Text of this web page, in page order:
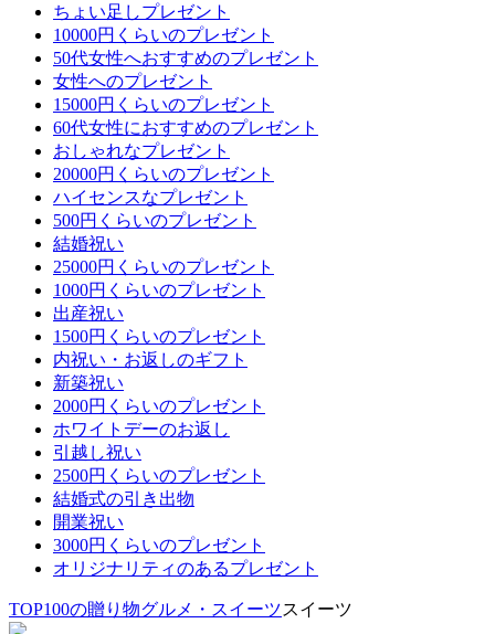
ちょい足しプレゼント
10000円くらいのプレゼント
50代女性へおすすめのプレゼント
女性へのプレゼント
15000円くらいのプレゼント
60代女性におすすめのプレゼント
おしゃれなプレゼント
20000円くらいのプレゼント
ハイセンスなプレゼント
500円くらいのプレゼント
結婚祝い
25000円くらいのプレゼント
1000円くらいのプレゼント
出産祝い
1500円くらいのプレゼント
内祝い・お返しのギフト
新築祝い
2000円くらいのプレゼント
ホワイトデーのお返し
引越し祝い
2500円くらいのプレゼント
結婚式の引き出物
開業祝い
3000円くらいのプレゼント
オリジナリティのあるプレゼント
TOP100の贈り物グルメ・スイーツスイーツ